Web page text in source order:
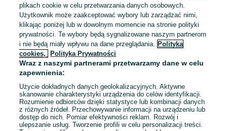
Opole
Odświeżono dnia 04 sierpnia 2026
Deska tarasowa Modrzew
Syberyjski ryflowana/gładka
Radom
Odświeżono dnia 04 sierpnia 2026
plikach cookie w celu przetwarzania danych osobowych.
Użytkownik może zaakceptować wybory lub zarządzać nimi,
klikając poniżej lub w dowolnym momencie na stronie polityki
prywatności. Te wybory będą sygnalizowane naszym partnerom
i nie będą miały wpływu na dane przeglądania. Polityka
cookies,
Polityka Prywatności
Wraz z naszymi partnerami przetwarzamy dane w celu
zapewnienia:
Użycie dokładnych danych geolokalizacyjnych. Aktywne
skanowanie charakterystyki urządzenia do celów identyfikacji.
Rozumienie odbiorców dzięki statystyce lub kombinacji danych
z różnych źródeł. Przechowywanie informacji na urządzeniu lub
dostęp do nich. Pomiar efektywności reklam. Rozwój i
ulepszanie usług. Tworzenie profili w celu personalizacji treści.